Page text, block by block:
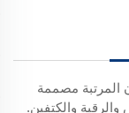
المرتبة مصممة
والكتفين.